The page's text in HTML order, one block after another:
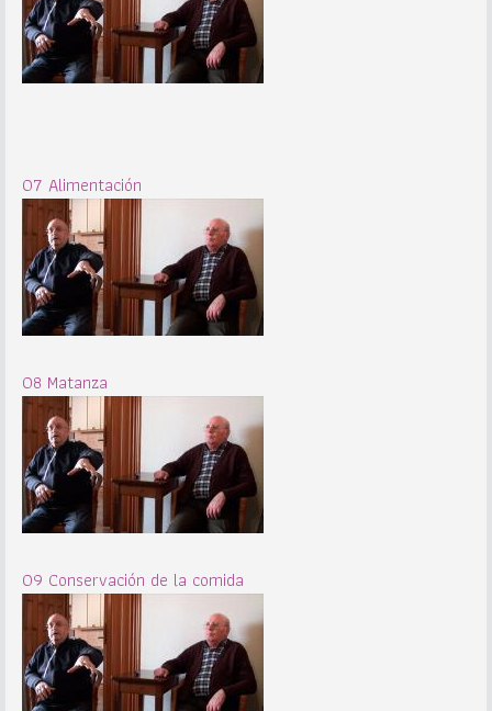
07 Alimentación
08 Matanza
09 Conservación de la comida